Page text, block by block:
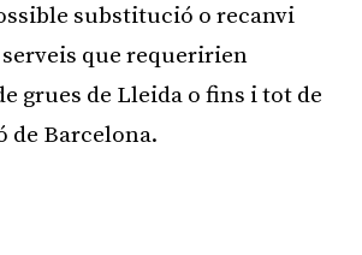
substitució o recanvi
serveis que requeririen
grues de Lleida o fins i tot de
de Barcelona.